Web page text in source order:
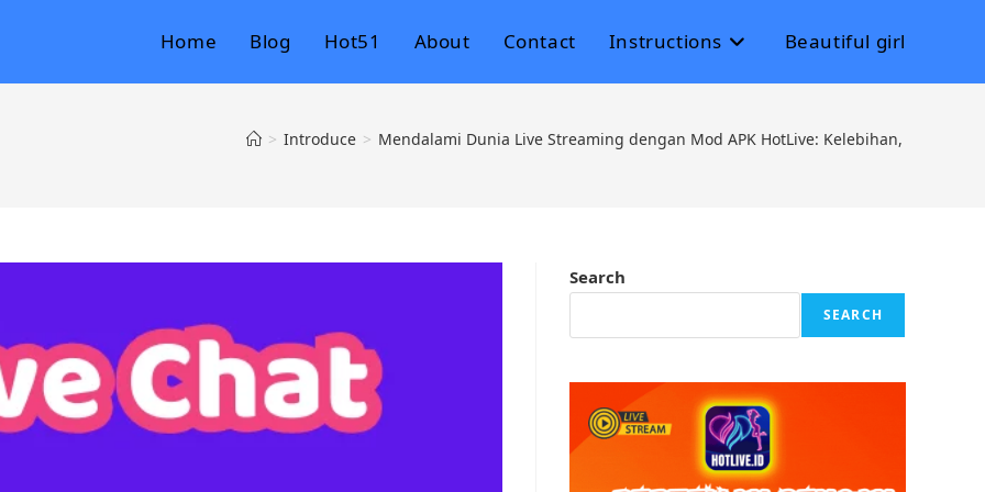
Home Blog Hot51 About Contact Instructions Beautiful girl
> Introduce > Mendalami Dunia Live Streaming dengan Mod APK HotLive: Kelebihan, Risiko,
Search
SEARCH